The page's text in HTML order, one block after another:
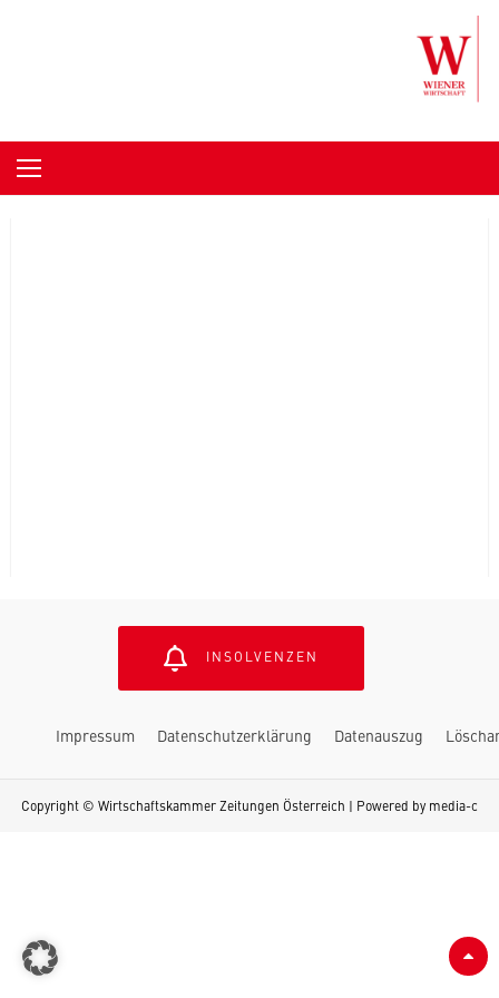
INSOLVENZEN
Impressum Datenschutzerklärung Datenauszug
Copyright © Wirtschaftskammer Zeitungen Österreich | Powered by media-c